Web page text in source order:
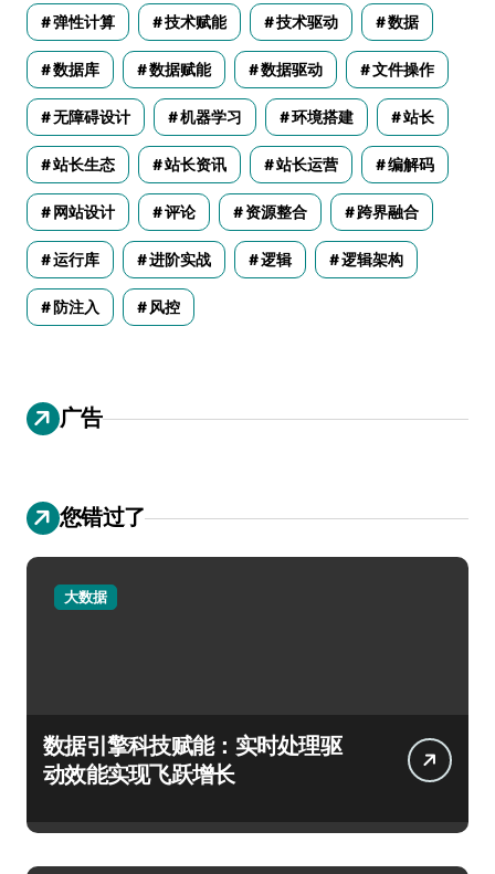
弹性计算 技术赋能 技术驱动 数据
数据库 数据赋能 数据驱动 文件操作
无障碍设计 机器学习 环境搭建 站长
站长生态 站长资讯 站长运营 编解码
网站设计 评论 资源整合 跨界融合
运行库 进阶实战 逻辑 逻辑架构
防注入 风控
广告
您错过了
大数据
数据引擎科技赋能：实时处理驱
动效能实现飞跃增长